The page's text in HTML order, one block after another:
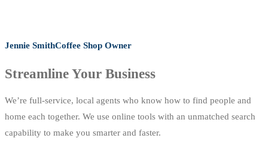
Jennie SmithCoffee Shop Owner
Streamline Your Business
We’re full-service, local agents who know how to find people and
home each together. We use online tools with an unmatched search
capability to make you smarter and faster.